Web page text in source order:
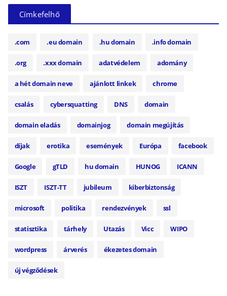
Címkefelhő
.com .eu domain .hu domain .info domain
.org .xxx domain adatvédelem adomány
a hét domain neve ajánlott linkek chrome
csalás cybersquatting DNS domain
domain eladás domainjog domain megújítás
díjak erotika események Európa facebook
Google gTLD hu domain HUNOG ICANN
ISZT ISZT-TT jubileum kiberbiztonság
microsoft politika rendezvények ssl
statisztika tárhely Utazás Vicc WIPO
wordpress árverés ékezetes domain
új végződések